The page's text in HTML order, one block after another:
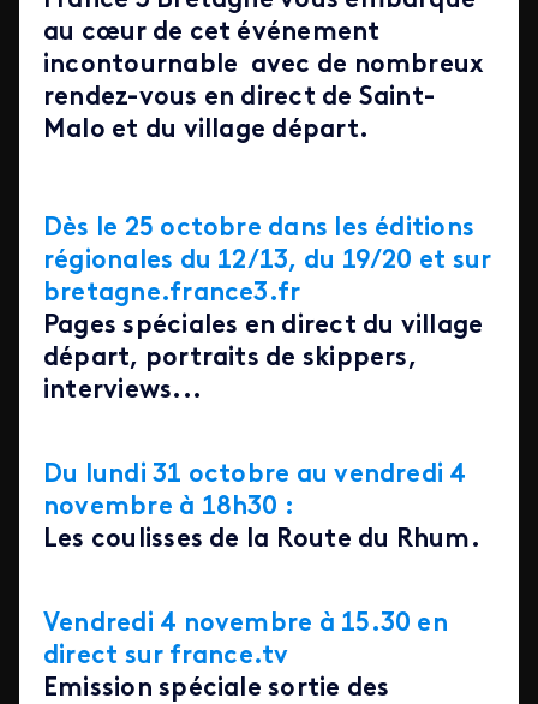
au cœur de cet événement
incontournable avec de nombreux
rendez-vous en direct de Saint-
Malo et du village départ.
Dès le 25 octobre dans les éditions
régionales du 12/13, du 19/20 et sur
bretagne.france3.fr
Pages spéciales en direct du village
départ, portraits de skippers,
interviews...
Du lundi 31 octobre au vendredi 4
novembre à 18h30 :
Les coulisses de la Route du Rhum.
Vendredi 4 novembre à 15.30 en
direct sur france.tv
Emission spéciale sortie des